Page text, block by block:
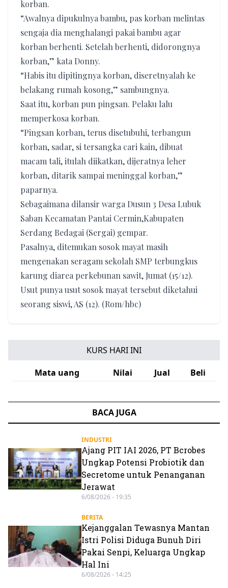
korban.
“Awalnya dipukulnya bambu, pas korban melintas
sengaja dia menghalangi pakai bambu agar
korban berhenti. Setelah berhenti, didorongnya
korban,” kata Donny.
“Habis itu dipitingnya korban, diseretnyalah ke
belakang rumah kosong,” sambungnya.
Saat itu, korban pun pingsan. Pelaku lalu
memperkosa korban.
“Pingsan korban, terus disetubuhi, terbangun
korban, sadar, si tersangka cari kain, dibuat
macam tali, itulah diikatkan, dijeratnya leher
korban, ditarik sampai meninggal korban,”
paparnya.
Sebagaimana dilansir warga Dusun 3 Desa Lubuk
Saban Kecamatan Pantai Cermin,Kabupaten
Serdang Bedagai (Sergai) gempar.
Pasalnya, ditemukan sosok mayat masih
mengenakan seragam sekolah SMP terbungkus
karung diarea perkebunan sawit, Jumat (15/12).
Usut punya usut sosok mayat tersebut diketahui
seorang siswi, AS (12). (Rom/hbc)
KURS HARI INI
Mata uang
Nilai Jual Beli
BACA JUGA
INDUSTRI
Ajang PIT IAI 2026, PT Bcrobes
Ungkap Potensi Probiotik dan
Secretome untuk Penanganan
Jerawat
6/08/2026 - 19:35
BERITA
Kejanggalan Tewasnya Mantan
Istri Polisi Diduga Bunuh Diri
Pakai Senpi, Keluarga Ungkap
Hal Ini
6/08/2026 - 14:25